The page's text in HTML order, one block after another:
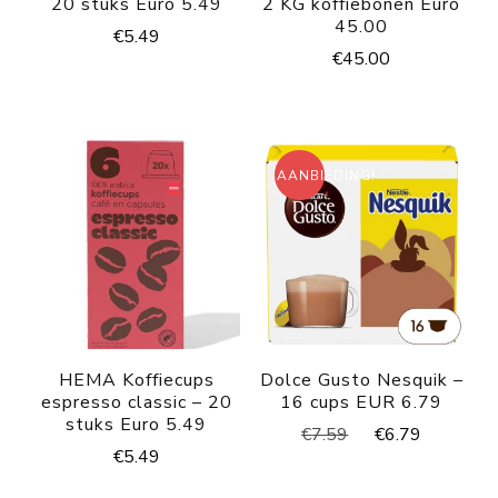
€5.49
45.00
€45.00
HEMA Koffiecups
espresso classic – 20
stuks Euro 5.49
€5.49
AANBIEDING!
Dolce Gusto Nesquik –
16 cups EUR 6.79
€7.59
Oorspronkelijke
€6.79